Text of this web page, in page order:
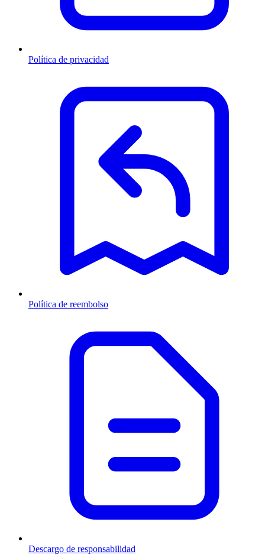
Política de privacidad
Política de reembolso
Descargo de responsabilidad